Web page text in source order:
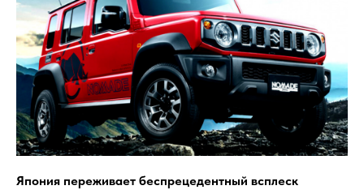
Япония переживает беспрецедентный всплеск